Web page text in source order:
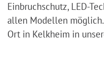
Einbruchschutz, LED-
allen Modellen
Ort in Kelkheim in